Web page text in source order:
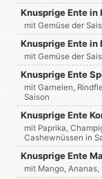
Knusprige Ente in
mit Gemüse der
Knusprige Ente in
mit Gemüse der
Knusprige Ente
mit Garnelen,
Saison
Knusprige Ente
mit Paprika,
Cashewnüssen in
Knusprige Ente
mit Mango,